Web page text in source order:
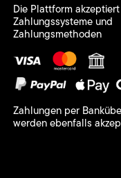
Die Plattform
Zahlungssysteme und
Zahlungsmethoden
Zahlungen per
werden ebenfalls